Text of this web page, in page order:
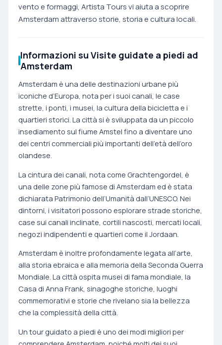
vento e formaggi, Artista Tours vi aiuta a scoprire
Amsterdam attraverso storie, storia e cultura locali.
Informazioni su Visite guidate a piedi ad
Amsterdam
Amsterdam è una delle destinazioni urbane più
iconiche d’Europa, nota per i suoi canali, le case
strette, i ponti, i musei, la cultura della bicicletta e i
quartieri storici. La città si è sviluppata da un piccolo
insediamento sul fiume Amstel fino a diventare uno
dei centri commerciali più importanti dell’età dell’oro
olandese.
La cintura dei canali, nota come Grachtengordel, è
una delle zone più famose di Amsterdam ed è stata
dichiarata Patrimonio dell’Umanità dall’UNESCO. Nei
dintorni, i visitatori possono esplorare strade storiche,
case sui canali inclinate, cortili nascosti, mercati locali,
negozi indipendenti e quartieri come il Jordaan.
Amsterdam è inoltre profondamente legata all’arte,
alla storia ebraica e alla memoria della Seconda Guerra
Mondiale. La città ospita musei di fama mondiale, la
Casa di Anna Frank, sinagoghe storiche, luoghi
commemorativi e storie che rivelano sia la bellezza
che la complessità della città.
Un tour guidato a piedi è uno dei modi migliori per